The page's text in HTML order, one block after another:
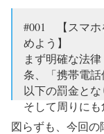
— 伊東潤
#001 【スマホ
めよう】
まず明確な法
条、「携帯電
以下の罰金とな
そして周りに
てください。
図らずも、今回